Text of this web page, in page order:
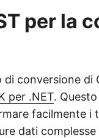
per la
conversione di
per .NET.
facilmente i
dati